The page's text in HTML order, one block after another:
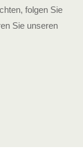
folgen Sie
Sie unseren